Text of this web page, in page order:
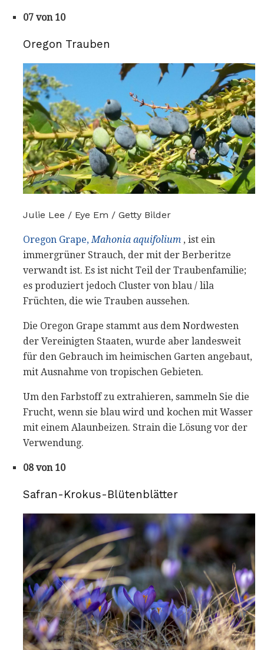
07 von 10
Oregon Trauben
Julie Lee / Eye Em / Getty Bilder
Oregon Grape,Mahonia aquifolium , ist ein
immergrüner Strauch, der mit der Berberitze
verwandt ist. Es ist nicht Teil der Traubenfamilie;
es produziert jedoch Cluster von blau / lila
Früchten, die wie Trauben aussehen.
Die Oregon Grape stammt aus dem Nordwesten
der Vereinigten Staaten, wurde aber landesweit
für den Gebrauch im heimischen Garten angebaut,
mit Ausnahme von tropischen Gebieten.
Um den Farbstoff zu extrahieren, sammeln Sie die
Frucht, wenn sie blau wird und kochen mit Wasser
mit einem Alaunbeizen. Strain die Lösung vor der
Verwendung.
08 von 10
Safran-Krokus-Blütenblätter